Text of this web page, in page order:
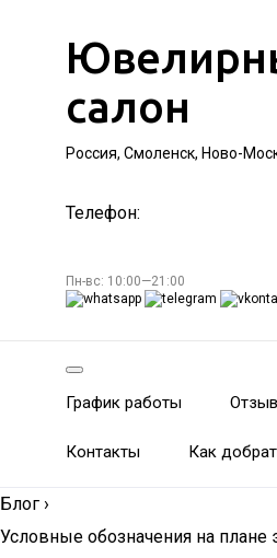
салон
Россия, Смоленск, Ново-
Телефон:
Пн-вс: 10:00—21:00
График работы
Контакты Как
Блог ›
Условные обозначения на плане